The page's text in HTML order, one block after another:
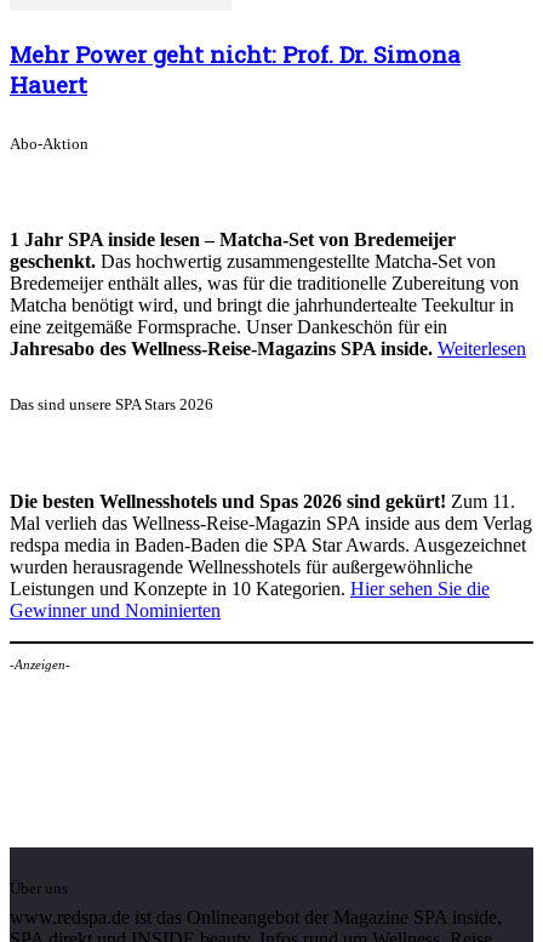
Mehr Power geht nicht: Prof. Dr. Simona
Hauert
Abo-Aktion
1 Jahr SPA inside lesen – Matcha-Set von Bredemeijer
geschenkt. Das hochwertig zusammengestellte Matcha-Set von
Bredemeijer enthält alles, was für die traditionelle Zubereitung von
Matcha benötigt wird, und bringt die jahrhundertealte Teekultur in
eine zeitgemäße Formsprache. Unser Dankeschön für ein
Jahresabo des Wellness-Reise-Magazins SPA inside. Weiterlesen
Das sind unsere SPA Stars 2026
Die besten Wellnesshotels und Spas 2026 sind gekürt! Zum 11.
Mal verlieh das Wellness-Reise-Magazin SPA inside aus dem Verlag
redspa media in Baden-Baden die SPA Star Awards. Ausgezeichnet
wurden herausragende Wellnesshotels für außergewöhnliche
Leistungen und Konzepte in 10 Kategorien. Hier sehen Sie die
Gewinner und Nominierten
-Anzeigen-
Über uns
www.redspa.de ist das Onlineangebot der Magazine SPA inside,